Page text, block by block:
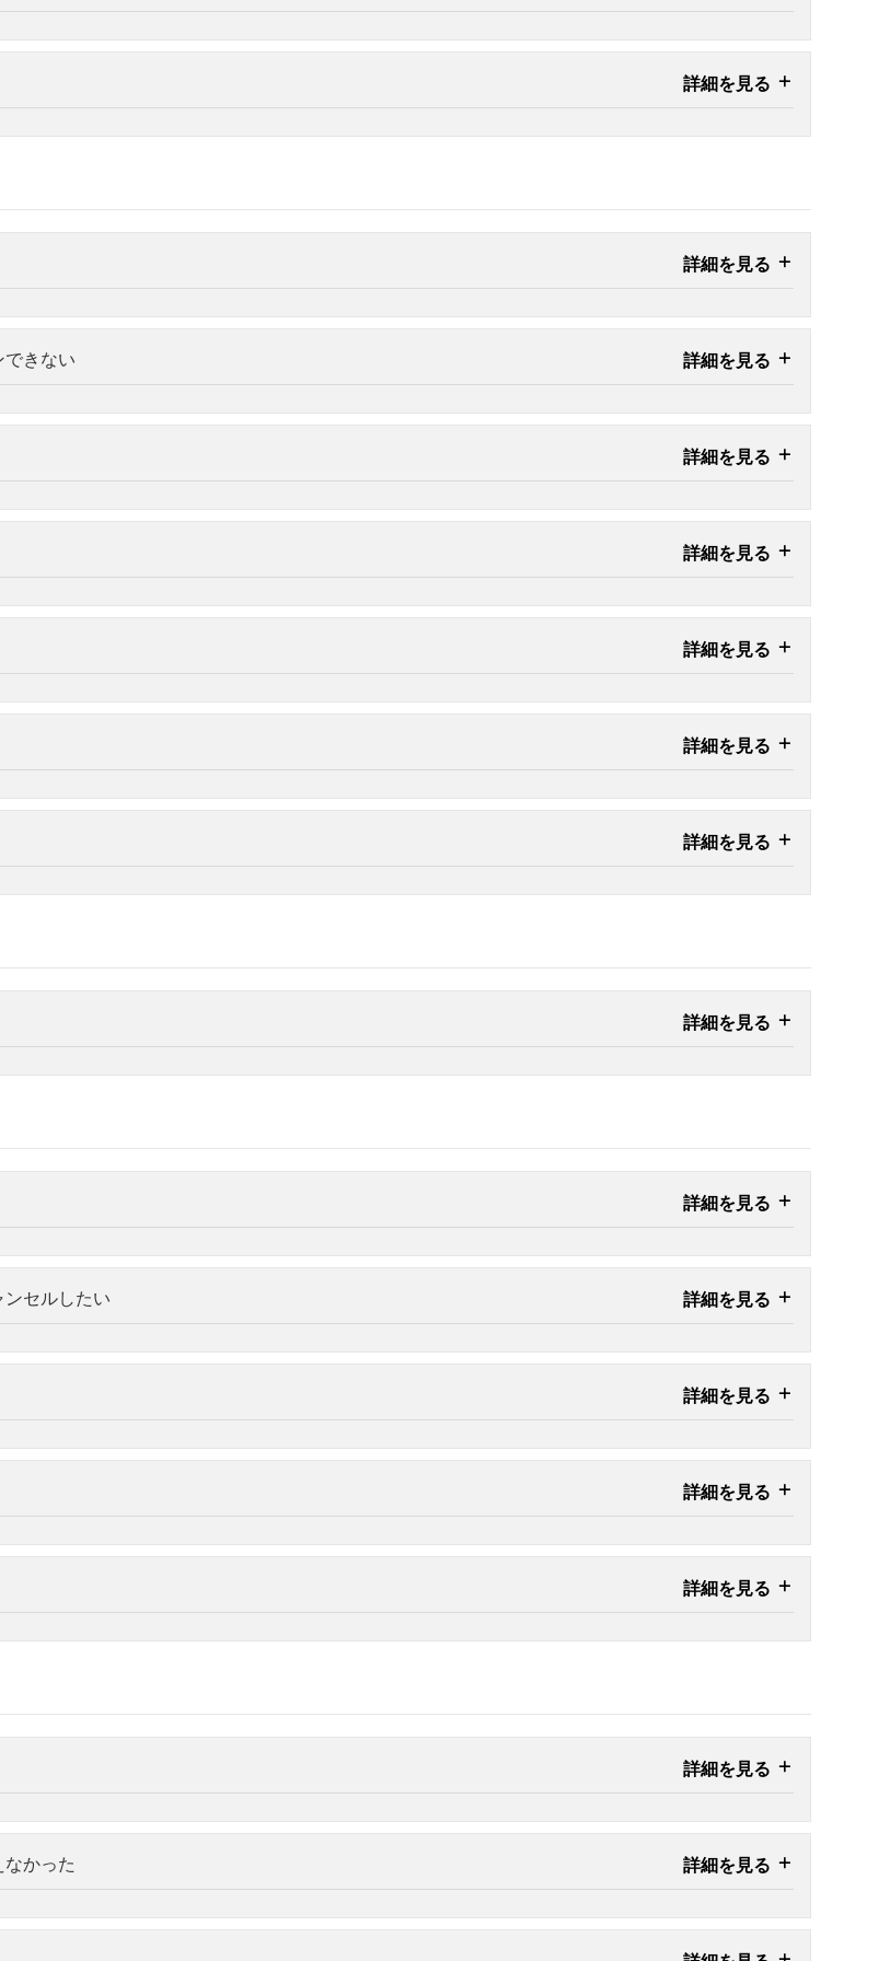
詳細を見る
詳細を見る
できない 詳細を見る
詳細を見る
詳細を見る
詳細を見る
詳細を見る
詳細を見る
詳細を見る
詳細を見る
セルしたい 詳細を見る
詳細を見る
詳細を見る
詳細を見る
詳細を見る
かった 詳細を見る